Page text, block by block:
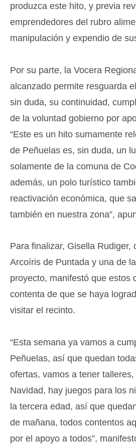
produzca este hito, y previa
emprendedores del rubro
manipulación y expendio de
Por su parte, la Vocera
alcanzado permite resguarda
sin duda, su continuidad,
de la voluntad gobierno por
“Este es un hito sumamente
de Peñuelas es, sin duda, un
solamente de la comuna de
además, un polo turístico
reactivación económica, que
también en nuestra zona”,
Para finalizar, Gisella
Arcoíris de Puntada y una de
proyecto, manifestó que estos
contenta de que se haya
visitar el recinto.
“Esta semana ya vamos a
Peñuelas, así que quedan
ofertas, vamos a tener
Navidad, hay juegos para los
la tercera edad, así que
de mañana, todos contentos
por el apoyo a todos”,